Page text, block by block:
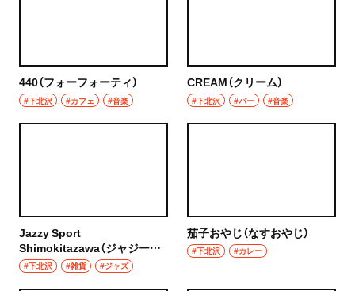
440（フォーフォーティ）
#下北沢 #カフェ #音楽
CREAM（クリーム）
#下北沢 #バー #音楽
Jazzy Sport
Shimokitazawa（ジャジース
ポーツシモキタザワ）
#下北沢 #雑貨 #ジャズ
茄子おやじ（なすおやじ）
#下北沢 #カレー